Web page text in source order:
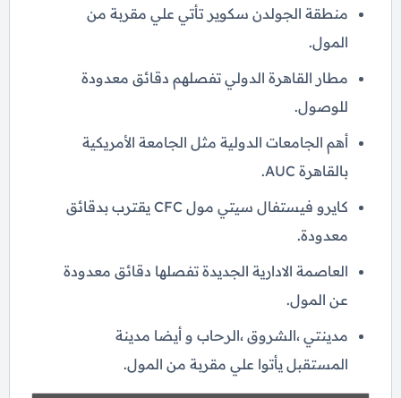
منطقة الجولدن سكوير تأتي علي مقربة من
المول.
مطار القاهرة الدولي تفصلهم دقائق معدودة
للوصول.
أهم الجامعات الدولية مثل الجامعة الأمريكية
بالقاهرة AUC.
كايرو فيستفال سيتي مول CFC يقترب بدقائق
معدودة.
العاصمة الادارية الجديدة تفصلها دقائق معدودة
عن المول.
مدينتي ،الشروق ،الرحاب و أيضا مدينة
المستقبل يأتوا علي مقربة من المول.